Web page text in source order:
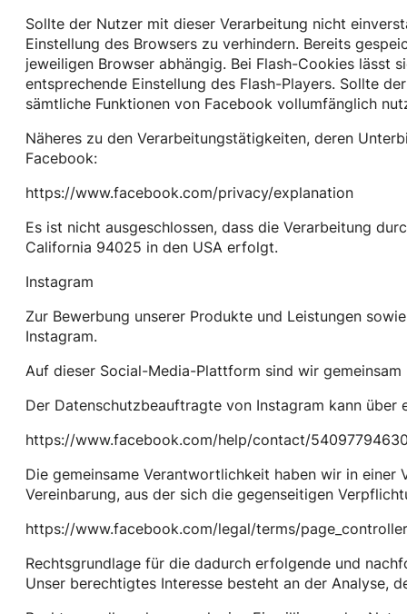
Sollte der Nutzer mit dieser Verarbeitung nicht
Einstellung des Browsers zu verhindern. Bereits
jeweiligen Browser abhängig. Bei Flash-Cookies lässt
entsprechende Einstellung des Flash-Players. Sollte
sämtliche Funktionen von Facebook vollumfänglich
Näheres zu den Verarbeitungstätigkeiten, deren
Facebook:
https://www.facebook.com/privacy/explanation
Es ist nicht ausgeschlossen, dass die Verarbeitung
California 94025 in den USA erfolgt.
Instagram
Zur Bewerbung unserer Produkte und Leistungen
Instagram.
Auf dieser Social-Media-Plattform sind wir
Der Datenschutzbeauftragte von Instagram kann über
https://www.facebook.com/help/contact/
Die gemeinsame Verantwortlichkeit haben wir in einer
Vereinbarung, aus der sich die gegenseitigen
https://www.facebook.com/legal/terms/
Rechtsgrundlage für die dadurch erfolgende und
Unser berechtigtes Interesse besteht an der Analyse,